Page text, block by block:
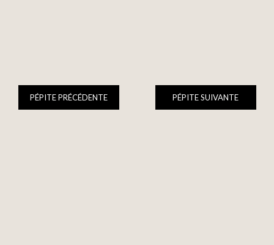
PÉPITE PRÉCÉDENTE PÉPITE SUIVANTE